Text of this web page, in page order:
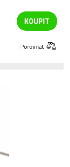
KOUPIT
Porovnat